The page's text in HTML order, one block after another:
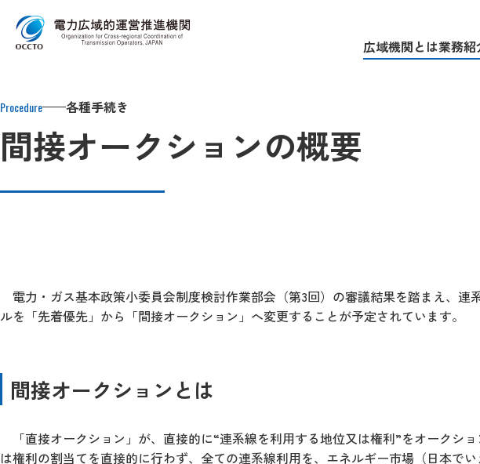
広域機関とは業務紹
Top
Procedure 各種手続き
間接オークションの概要
電力・ガス基本政策小委員会制度検討作業部会（第3回）の審議結果を踏まえ、
ルを「先着優先」から「間接オークション」へ変更することが予定されています。
間接オークションとは
「直接オークション」が、直接的に“連系線を利用する地位又は権利”をオーク
は権利の割当てを直接的に行わず、全ての連系線利用を、エネルギー市場（日本で